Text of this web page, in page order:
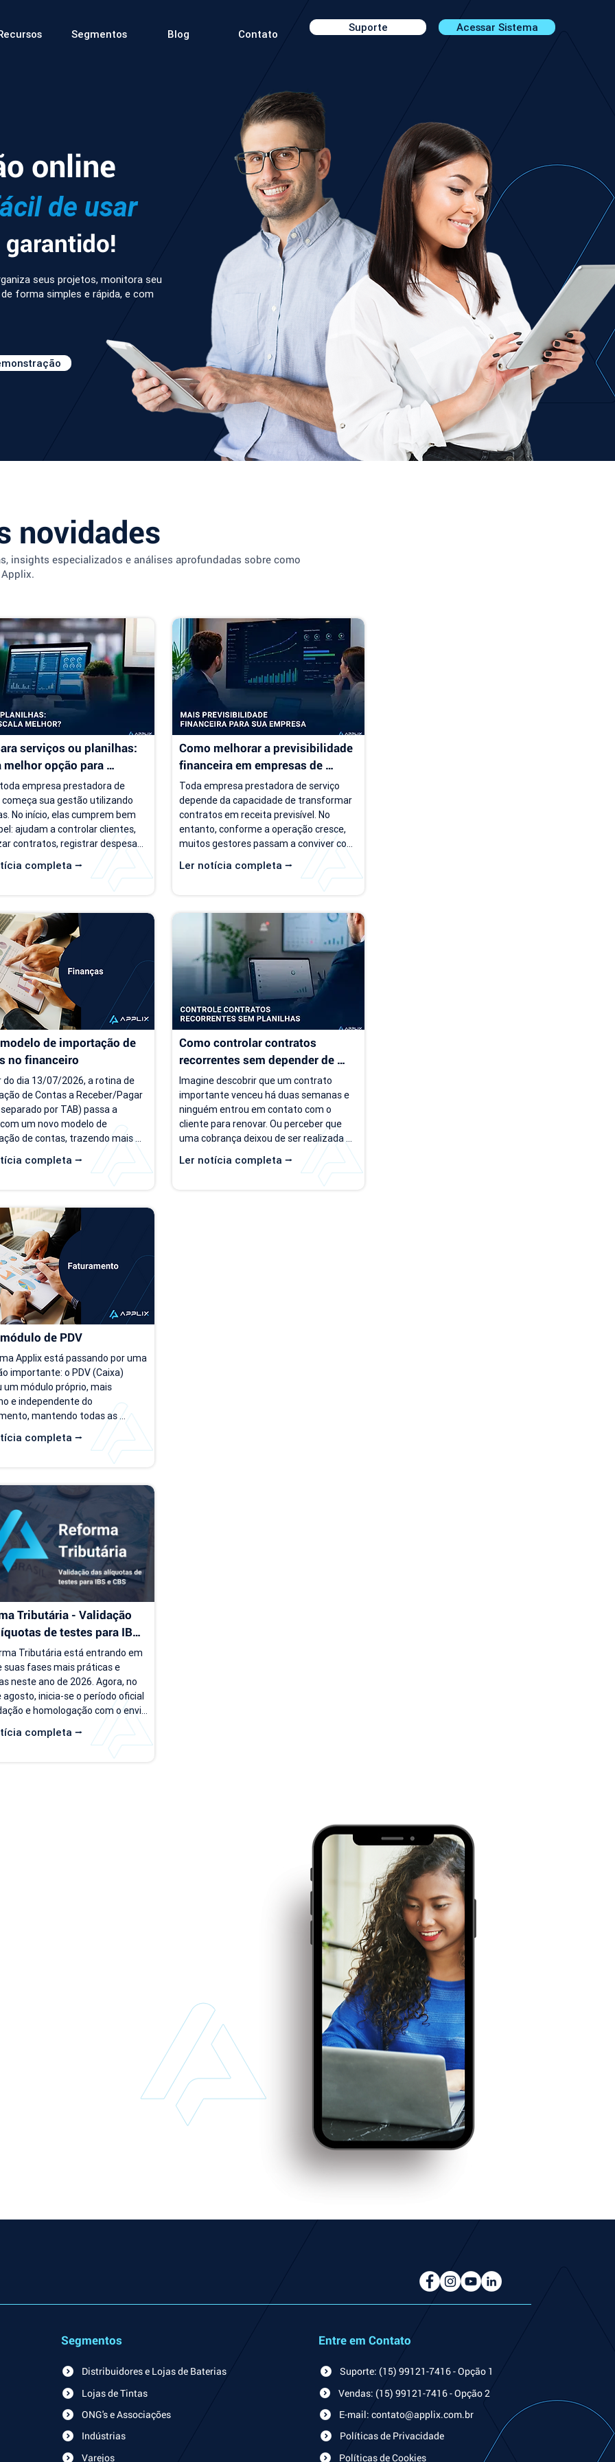
Segmentos Blog Contato
Suporte Acessar Sistema
seus projetos, monitora seu
forma simples e rápida, e com
online
de usar
garantido!
novidades
insights especializados e análises aprofundadas sobre como
serviços ou planilhas:
melhor opção para
de serviço?
empresa prestadora de
começa sua gestão utilizando
No início, elas cumprem bem
ajudam a controlar clientes,
contratos, registrar despesas
o faturamento. O
é que a empresa evolui, mas o
de gestão muitas vezes
de clientes, novos contratos,
recorrentes e processos
mais complexos, aquilo que
simples passa a consumir
retrabalho e...
completa ⭢
de importação de
no financeiro
do dia 13/07/2026, a rotina de
de Contas a Receber/Pagar
por TAB) passa a
um novo modelo de
de contas, trazendo mais
para o processo de
Além da ampliação das
que podem ser importadas,
para operações com rateio e
revisadas para auxiliar no
dos arquivos. Como
o novo modelo de importação
O novo template estará...
completa ⭢
Como melhorar a previsibilidade
financeira em empresas de
serviço
Toda empresa prestadora de serviço
depende da capacidade de transformar
contratos em receita previsível. No
entanto, conforme a operação cresce,
muitos gestores passam a conviver com
um cenário de incerteza. Existe carteira
de clientes, há contratos ativos e novos
negócios acontecendo, mas responder
empresa deve faturar no próximo mês?",
torna-se cada vez mais difícil. Essa falta
de previsibilidade financeira afeta
decisões importantes, como
investimentos,...
Ler notícia completa ⭢
Como controlar contratos
recorrentes sem depender de
planilhas
Imagine descobrir que um contrato
importante venceu há duas semanas e
ninguém entrou em contato com o
cliente para renovar. Ou perceber que
uma cobrança deixou de ser realizada
porque a informação estava em uma
planilha que ninguém atualizou. Essas
situações são mais comuns do que
Ler notícia completa ⭢
de PDV
Applix está passando por uma
importante: o PDV (Caixa)
um módulo próprio, mais
e independente do
mantendo todas as
que você já utiliza no dia a dia. A
15/07/26, as duas versões
ao mesmo tempo,
com a nova interface no
O que muda? Local de acesso
PDV funciona dentro do módulo
na aba "Caixa PDV". Na
o PDV passa a ser...
completa ⭢
Tributária - Validação
de testes para IBS
Tributária está entrando em
suas fases mais práticas e
neste ano de 2026. Agora, no
agosto, inicia-se o período oficial
e homologação com o envio
de teste do IBS e da CBS
empresas do regime normal. A
está preparada? Assista o
completa ⭢
Segmentos
Distribuidores e Lojas de Baterias
Lojas de Tintas
ONG's e Associações
Indústrias
Varejos
Entre em Contato
Suporte: (15) 99121-7416 - Opção 1
Vendas: (15) 99121-7416 - Opção 2
E-mail: contato@applix.com.br
Políticas de Privacidade
Políticas de Cookies